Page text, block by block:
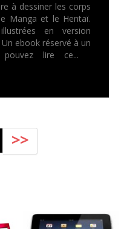
à dessiner les corps
Manga et le Hentaï.
en version
ebook réservé à un
pouvez lire ce...
>>